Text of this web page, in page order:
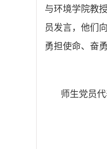
与环境学院教
员发言，他们
勇担使命、奋
师生党员